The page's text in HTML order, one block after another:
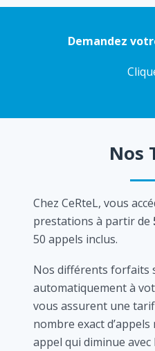
Demandez
Nos
Chez CeRteL, vous
prestations à partir de
50 appels inclus.
Nos différents forfaits
automatiquement à
vous assurent une
nombre exact
appel qui diminue